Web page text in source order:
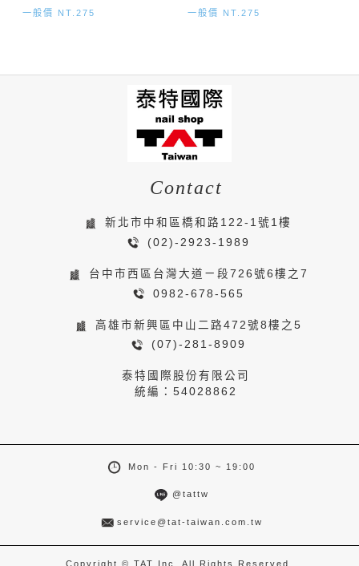
一般價 NT.275 一般價 NT.275
Contact
新北市中和區橋和路122-1號1樓
(02)-2923-1989
台中市西區台灣大道ㄧ段726號6樓之7
0982-678-565
高雄市新興區中山二路472號8樓之5
(07)-281-8909
泰特國際股份有限公司
統編：54028862
Mon - Fri 10:30 ~ 19:00
@tattw
service@tat-taiwan.com.tw
Copyright © TAT Inc. All Rights Reserved.